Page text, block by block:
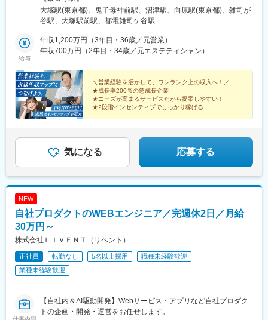
都電荒川線「鬼子母神前駅」から徒歩7分└東京メトロ副都心線
「雑司ヶ谷駅」から徒歩7分■沼津営業所静岡県沼津市大手町1-1-3
※受動喫煙対策：屋内禁煙（屋外に喫煙場所あり）
大塚駅(東京都)、鬼子母神前駅、沼津駅、向原駅(東京都)、雑司が
谷駅、大塚駅前駅、都電雑司ケ谷駅
給与
年収1,200万円（3年目・36歳／元営業）
年収700万円（2年目・34歳／元エステティシャン）
＼営業経験を活かして、ワンランク上の収入へ！／
★成長率200％の急成長企業
★ニーズが高まるサービスだから提案しやすい！
★2段階インセンティブでしっかり稼げる
気になる 応募する
NEW
自社プロダクトのWEBエンジニア／完週休2日／月給
30万円～
株式会社ＬＩＶＥＮＴ（リベント）
正社員 転勤なし 5名以上採用
職種未経験歓迎
業種未経験歓迎
【自社内＆AI駆動開発】Webサービス・アプリなど自社プロダク
トの企画・開発・運営をお任せします。